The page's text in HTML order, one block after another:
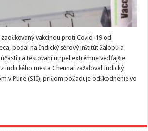
vakcínou proti Covid-19 od
podal na Indický sérový inštitút žalobu a
na testovaní utrpel extrémne vedľajšie
indického mesta Chennai zažaloval Indický
v Pune (SII), pričom požaduje odškodnenie vo